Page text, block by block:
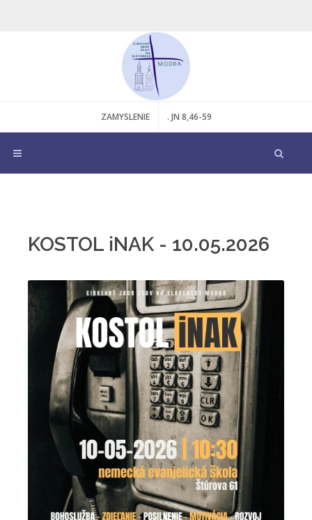
ZAMYSLENIE . JN 8,46-59
KOSTOL iNAK - 10.05.2026